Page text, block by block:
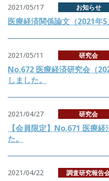
2021/05/17 お知らせ
医療経済関係論文（2021年5
2021/05/11 研究会
No.672 医療経済研究会（
しました。
2021/04/27 研究会
【会員限定】No.671 医療
た。
2021/04/22 調査研究報告